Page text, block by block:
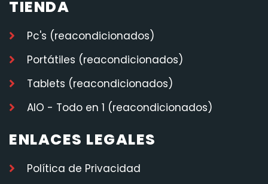
TIENDA
Pc's (reacondicionados)
Portátiles (reacondicionados)
Tablets (reacondicionados)
AIO - Todo en 1 (reacondicionados)
ENLACES LEGALES
Política de Privacidad